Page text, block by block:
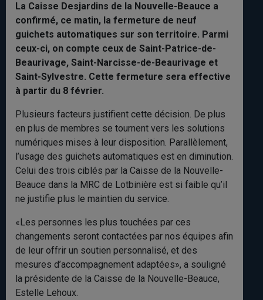
La Caisse Desjardins de la Nouvelle-Beauce a
confirmé, ce matin, la fermeture de neuf
guichets automatiques sur son territoire. Parmi
ceux-ci, on compte ceux de Saint-Patrice-de-
Beaurivage, Saint-Narcisse-de-Beaurivage et
Saint-Sylvestre. Cette fermeture sera effective
à partir du 8 février.
Plusieurs facteurs justifient cette décision. De plus
en plus de membres se tournent vers les solutions
numériques mises à leur disposition. Parallèlement,
l’usage des guichets automatiques est en diminution.
Celui des trois ciblés par la Caisse de la Nouvelle-
Beauce dans la MRC de Lotbinière est si faible qu’il
ne justifie plus le maintien du service.
«Les personnes les plus touchées par ces
changements seront contactées par nos équipes afin
de leur offrir un soutien personnalisé, et des
mesures d’accompagnement adaptées», a souligné
la présidente de la Caisse de la Nouvelle-Beauce,
Estelle Lehoux.